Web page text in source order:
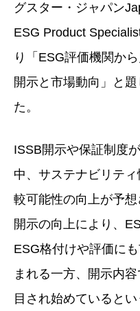
グスター・ジャパン
ESG Product
り「ESG評価機関か
開示と市場動向」と
た。
ISSB開示や保証制度
中、サステナビリテ
較可能性の向上が予
開示の向上により、
ESG格付けや評価に
まれる一方、開示内
目され始めていると